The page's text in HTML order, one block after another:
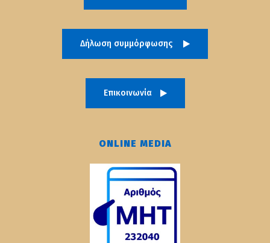
Δήλωση συμμόρφωσης
Επικοινωνία
ONLINE MEDIA